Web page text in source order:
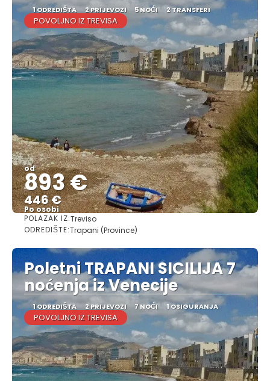
1 ODREDIŠTA 2 PRIJEVOZI 5 NOĆI 2 TRANSFERI
POVOLJNO IZ TREVISA
od
893 €
446 €
Po osobi
Vidjeti
POLAZAK IZ:Treviso
ODREDIŠTE:Trapani (Province)
Poletni TRAPANI SICILIJA 7
noćenja iz Venecije
1 ODREDIŠTA 2 PRIJEVOZI 7 NOĆI 1 OSIGURANJA
POVOLJNO IZ TREVISA